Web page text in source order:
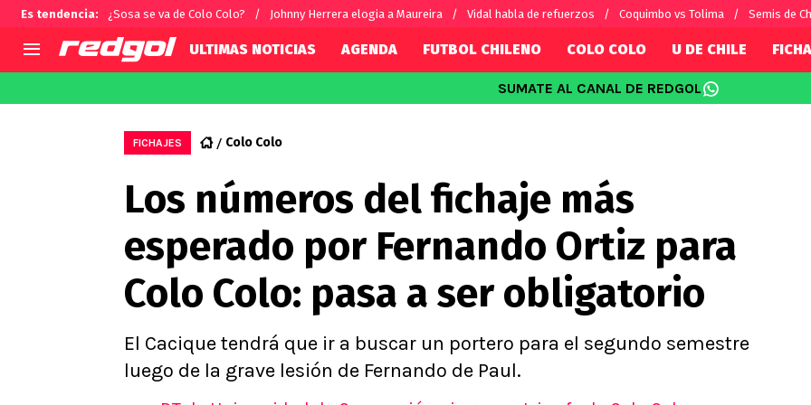
Es tendencia: ¿Sosa se va de Colo Colo? Johnny Herrera elogia a Maureira Vidal habla de refuerzos Coquimbo vs Tolima Semis de
Selección Chilena
U de Chile
U Católica
Campeonato Nacional
Primera B
Segunda División
Copa Chile
Supercopa Chile
Campeonato Femenino
Alexis Sánchez
Carlos Palacios
Chilenos por el mundo
Fútbol Argentino
Fútbol Brasileño
Premier
Serie A
ULTIMAS NOTICIAS AGENDA FUTBOL CHILENO COLO COLO U DE CHILE
SUMATE AL CANAL DE REDGOL
FICHAJES Colo Colo
Los números del fichaje más
esperado por Fernando Ortiz para
Colo Colo: pasa a ser obligatorio
El Cacique tendrá que ir a buscar un portero para el segundo semestre
luego de la grave lesión de Fernando de Paul.